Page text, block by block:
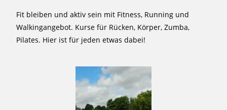
Fit bleiben und aktiv sein mit Fitness, Running und
Walkingangebot. Kurse für Rücken, Körper, Zumba,
Pilates. Hier ist für jeden etwas dabei!